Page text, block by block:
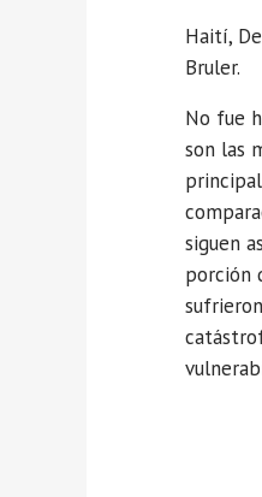
Haití,
Bruler.
No fue
son las
siguen
porción